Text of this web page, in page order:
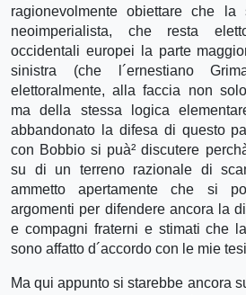
ragionevolmente obiettare che la
neoimperialista, che resta
occidentali europei la parte
sinistra (che l´ernestiano
elettoralmente, alla faccia non
ma della stessa logica
abbandonato la difesa di questo
con Bobbio si puà² discutere
su di un terreno razionale di
ammetto apertamente che si
argomenti per difendere ancora la
e compagni fraterni e stimati che
sono affatto d´accordo con le mie
Ma qui appunto si starebbe ancora